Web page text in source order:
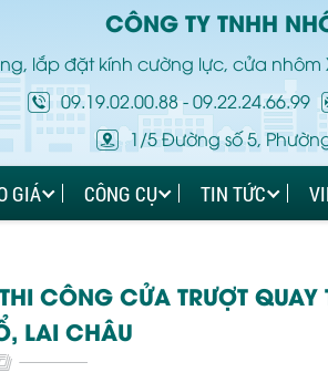
CÔNG TY TNHH
lắp đặt kính cường lực, cửa
09.19.02.00.88-09.22.24.66.99
1/5 Đường số 5,
GIÁ CÔNG CỤ TIN TỨC
CÔNG CỬA TRƯỢT QUAY
LAI CHÂU